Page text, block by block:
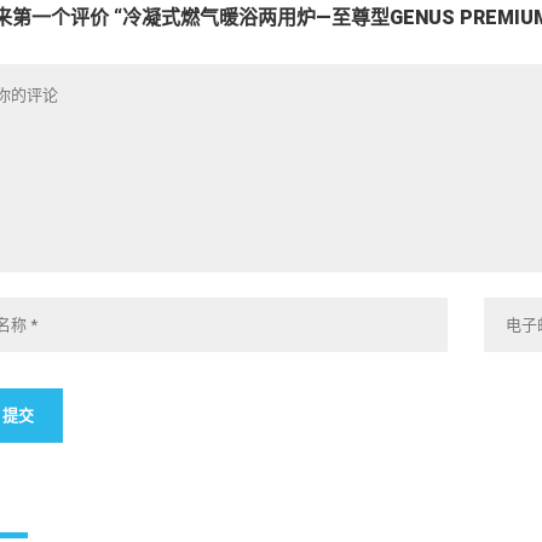
第一个评价 “冷凝式燃气暖浴两用炉—至尊型GENUS